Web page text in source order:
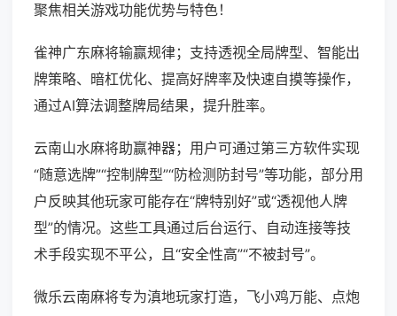
聚焦相关游戏功能优势与特色！
雀神广东麻将输赢规律；支持透视全局牌型、智能出
牌策略、暗杠优化、提高好牌率及快速自摸等操作，
通过AI算法调整牌局结果，提升胜率。
云南山水麻将助赢神器；用户可通过第三方软件实现
“随意选牌”“控制牌型”“防检测防封号”等功能，部分用
户反映其他玩家可能存在“牌特别好”或“透视他人牌
型”的情况。这些工具通过后台运行、自动连接等技
术手段实现不平公，且“安全性高”“不被封号”。
微乐云南麻将专为滇地玩家打造，飞小鸡万能、点炮